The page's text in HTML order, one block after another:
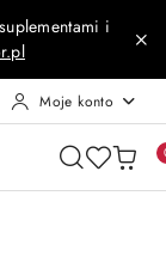
i
Moje konto